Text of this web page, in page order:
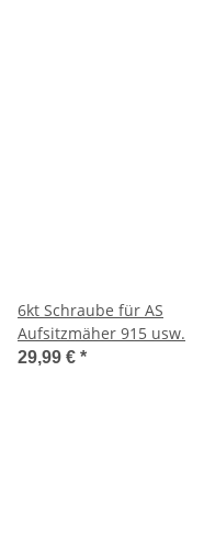
6kt Schraube für AS
Aufsitzmäher 915 usw.
29,99 € *